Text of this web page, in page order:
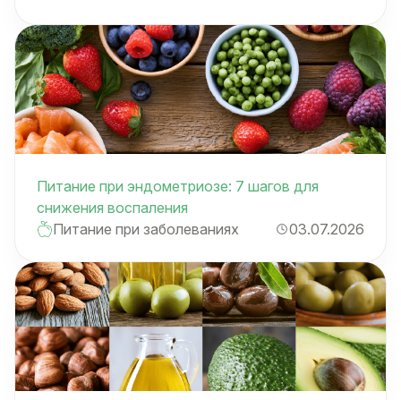
Питание при эндометриозе: 7 шагов для
снижения воспаления
Питание при заболеваниях
03.07.2026